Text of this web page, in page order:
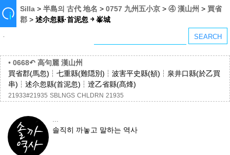
Silla >半島의 古代 地名 >0757 九州五小京 >④ 漢山州 > 買省
郡 >述尒忽縣·首泥忽 ￫ 峯城
• 0668↶ 高句麗 漢山州
買省郡(馬忽)┆七重縣(難隠別)┆波害平史縣(頟)┆泉井口縣(於乙買
串)┆述尒忽縣(首泥忽)┆逹乙省縣(髙烽)
21933#21935 SBLNGS CHLDRN 21935
솔직히 까놓고 말하는 역사